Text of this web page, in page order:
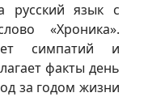
русский язык с
«Хроника».
симпатий и
факты день
за годом жизни